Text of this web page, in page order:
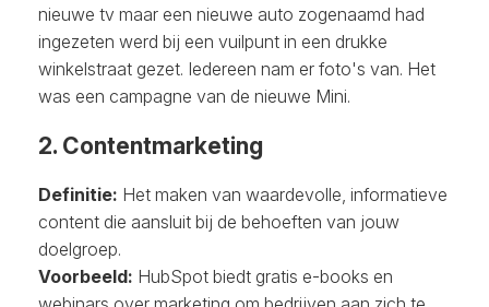
nieuwe tv maar een nieuwe auto zogenaamd had
ingezeten werd bij een vuilpunt in een drukke
winkelstraat gezet. Iedereen nam er foto's van. Het
was een campagne van de nieuwe Mini.
2. Contentmarketing
Definitie: Het maken van waardevolle, informatieve
content die aansluit bij de behoeften van jouw
doelgroep.
Voorbeeld: HubSpot biedt gratis e-books en